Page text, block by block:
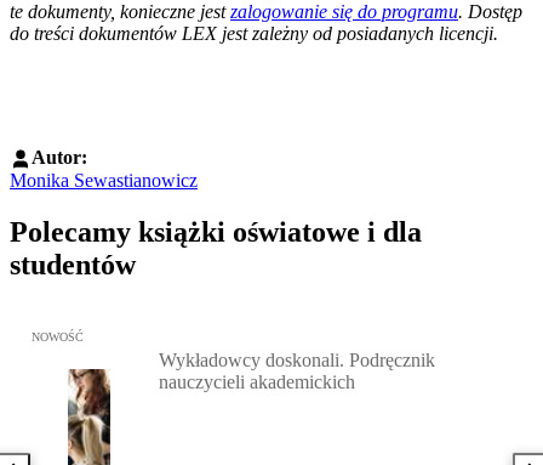
te dokumenty, konieczne jestzalogowanie się do programu. Dostęp
do treści dokumentów LEX jest zależny od posiadanych licencji.
Autor:
Monika Sewastianowicz
Polecamy książki oświatowe i dla
studentów
Przejdź do: Wykładowcy doskonali. Podręcznik nauczycieli
NOWOŚĆ
Wykładowcy doskonali. Podręcznik
nauczycieli akademickich